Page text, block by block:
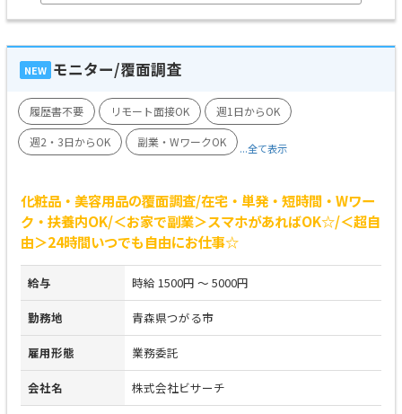
NEW モニター/覆面調査
履歴書不要 リモート面接OK
週1日からOK
週2・3日からOK
副業・WワークOK ...全て表示
化粧品・美容用品の覆面調査/在宅・単発・短時間・Wワー
ク・扶養内OK/＜お家で副業＞スマホがあればOK☆/＜超自
由＞24時間いつでも自由にお仕事☆
給与 時給 1500円 ～ 5000円
勤務地 青森県つがる市
雇用形態 業務委託
会社名 株式会社ビサーチ